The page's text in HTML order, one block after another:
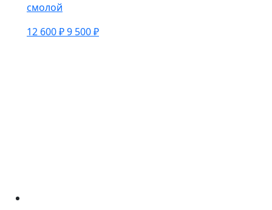
смолой
12 600 ₽9 500 ₽